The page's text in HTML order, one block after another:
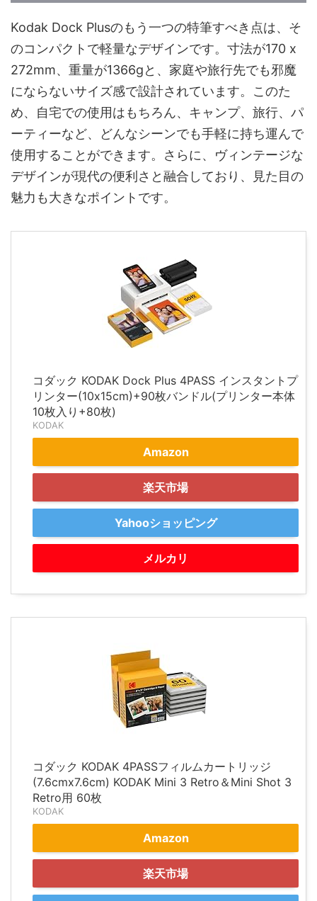
Kodak Dock Plusのもう一つの特筆すべき点は、そ
のコンパクトで軽量なデザインです。寸法が170 x
272mm、重量が1366gと、家庭や旅行先でも邪魔
にならないサイズ感で設計されています。このた
め、自宅での使用はもちろん、キャンプ、旅行、パ
ーティーなど、どんなシーンでも手軽に持ち運んで
使用することができます。さらに、ヴィンテージな
デザインが現代の便利さと融合しており、見た目の
魅力も大きなポイントです。
コダック KODAK Dock Plus 4PASS インスタントプ
リンター(10x15cm)+90枚バンドル(プリンター本体
10枚入り+80枚)
KODAK
Amazon
楽天市場
Yahooショッピング
メルカリ
コダック KODAK 4PASSフィルムカートリッジ
(7.6cmx7.6cm) KODAK Mini 3 Retro＆Mini Shot 3
Retro用 60枚
KODAK
Amazon
楽天市場